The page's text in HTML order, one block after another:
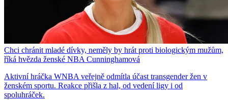
Chci chránit mladé dívky, neměly by hrát proti biologickým mužům,
říká hvězda ženské NBA Cunninghamová
Aktivní hráčka WNBA veřejně odmítla účast transgender žen v
ženském sportu. Reakce přišla z hal, od vedení ligy i od
spoluhráček.